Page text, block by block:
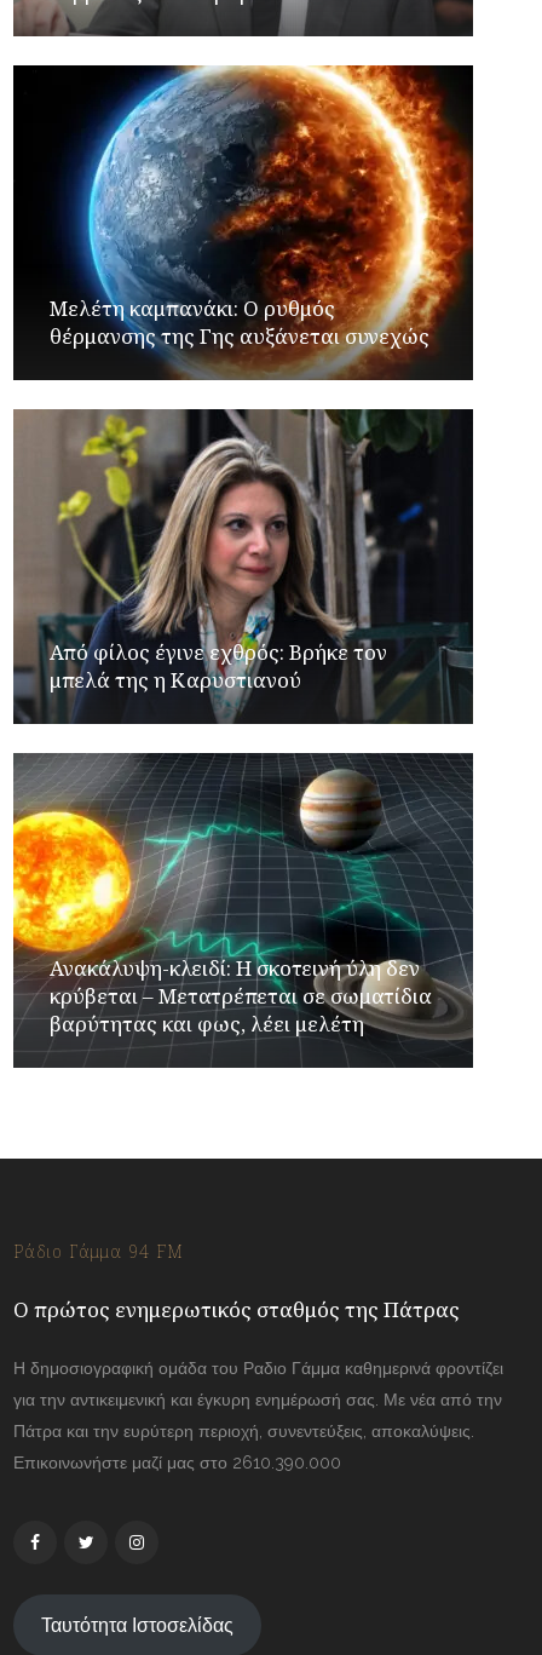
Μελέτη καμπανάκι: Ο ρυθμός
θέρμανσης της Γης αυξάνεται συνεχώς
Από φίλος έγινε εχθρός: Βρήκε τον
μπελά της η Καρυστιανού
Ανακάλυψη-κλειδί: Η σκοτεινή ύλη δεν
κρύβεται – Μετατρέπεται σε σωματίδια
βαρύτητας και φως, λέει μελέτη
Ράδιο Γάμμα 94 FM
Ο πρώτος ενημερωτικός σταθμός της Πάτρας
Η δημοσιογραφική ομάδα του Ραδιο Γάμμα καθημερινά φροντίζει
για την αντικειμενική και έγκυρη ενημέρωσή σας. Με νέα από την
Πάτρα και την ευρύτερη περιοχή, συνεντεύξεις, αποκαλύψεις.
Επικοινωνήστε μαζί μας στο 2610.390.000
Ταυτότητα Ιστοσελίδας